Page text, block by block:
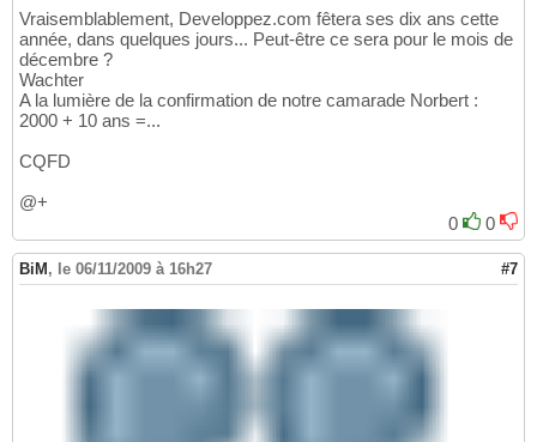
Vraisemblablement, Developpez.com fêtera ses dix ans cette
année, dans quelques jours... Peut-être ce sera pour le mois de
décembre ?
Wachter
A la lumière de la confirmation de notre camarade Norbert :
2000 + 10 ans =...
CQFD
@+
0
0
BiM , le 06/11/2009 à 16h27 #7